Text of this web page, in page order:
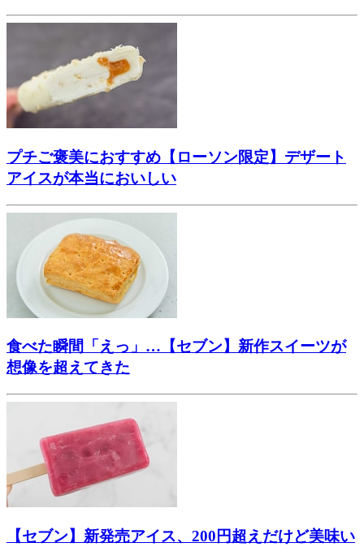
プチご褒美におすすめ【ローソン限定】デザート
アイスが本当においしい
食べた瞬間「えっ」…【セブン】新作スイーツが
想像を超えてきた
【セブン】新発売アイス、200円超えだけど美味い